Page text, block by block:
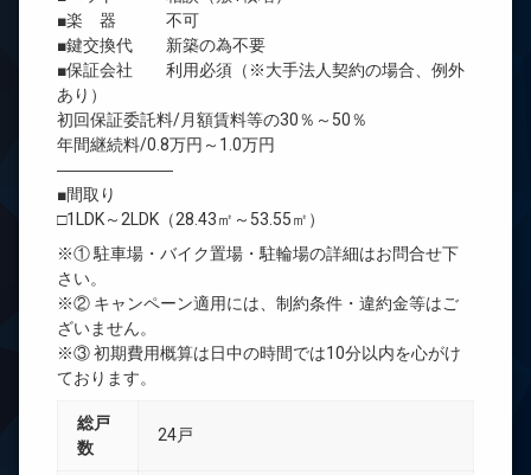
■楽 器 不可
■鍵交換代 新築の為不要
■保証会社 利用必須（※大手法人契約の場合、例外
あり）
初回保証委託料/月額賃料等の30％～50％
年間継続料/0.8万円～1.0万円
―――――――
■間取り
□1LDK～2LDK（28.43㎡～53.55㎡）
※① 駐車場・バイク置場・駐輪場の詳細はお問合せ下
さい。
※② キャンペーン適用には、制約条件・違約金等はご
ざいません。
※③ 初期費用概算は日中の時間では10分以内を心がけ
ております。
総戸
数
24戸